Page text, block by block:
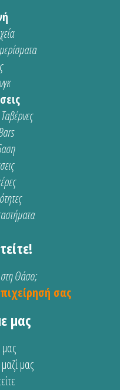
στη Θάσο;
σας
μας
μας
μας